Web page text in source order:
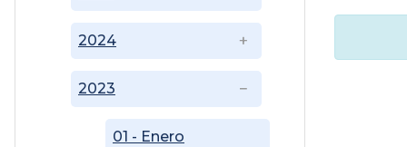
2023
01 - Enero
2024